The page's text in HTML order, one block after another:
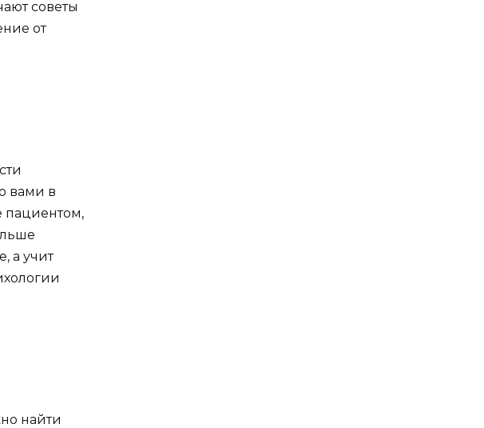
советы
от
вами в
пациентом,
а учит
найти